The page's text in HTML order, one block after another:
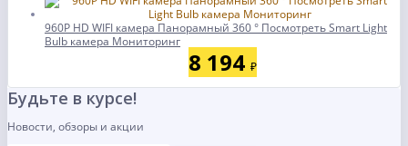
960P HD WIFI камера Панорамный 360 ° Посмотреть Smart Light
Bulb камера Мониторинг
8 194 ₽
Будьте в курсе!
Новости, обзоры и акции